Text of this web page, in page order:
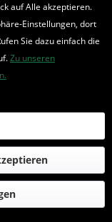
Otto
auf Alle akzeptieren.
Einstellungen, dort
Sie dazu einfach die
Zu unseren